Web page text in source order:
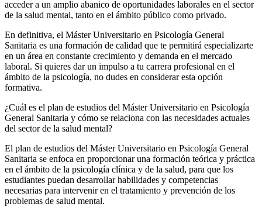
acceder a un amplio abanico de oportunidades laborales en el sector
de la salud mental, tanto en el ámbito público como privado.
En definitiva, el Máster Universitario en Psicología General
Sanitaria es una formación de calidad que te permitirá especializarte
en un área en constante crecimiento y demanda en el mercado
laboral. Si quieres dar un impulso a tu carrera profesional en el
ámbito de la psicología, no dudes en considerar esta opción
formativa.
¿Cuál es el plan de estudios del Máster Universitario en Psicología
General Sanitaria y cómo se relaciona con las necesidades actuales
del sector de la salud mental?
El plan de estudios del Máster Universitario en Psicología General
Sanitaria se enfoca en proporcionar una formación teórica y práctica
en el ámbito de la psicología clínica y de la salud, para que los
estudiantes puedan desarrollar habilidades y competencias
necesarias para intervenir en el tratamiento y prevención de los
problemas de salud mental.